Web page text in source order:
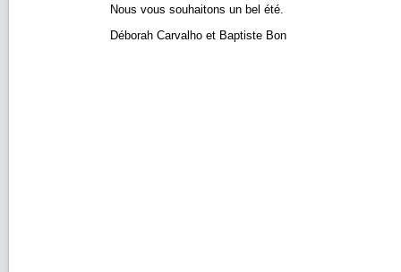
Nous vous souhaitons un bel été.
Déborah Carvalho et Baptiste Bon